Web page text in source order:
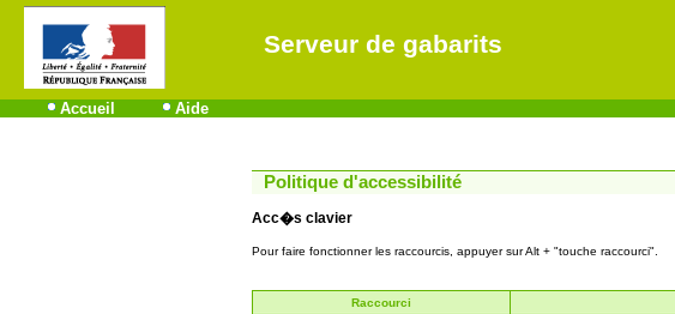
Serveur de gabarits
Accueil Aide
Politique d'accessibilité
Acc�s clavier
Pour faire fonctionner les raccourcis, appuyer sur Alt + "touche raccourci".
Raccourci